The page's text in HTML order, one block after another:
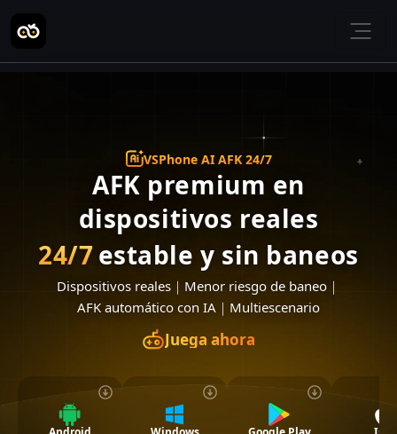
VSPhone AI AFK 24/7
AFK premium en
dispositivos reales
24/7estable y sin baneos
Dispositivos reales ｜ Menor riesgo de baneo ｜
AFK automático con IA ｜ Multiescenario
Juega ahora